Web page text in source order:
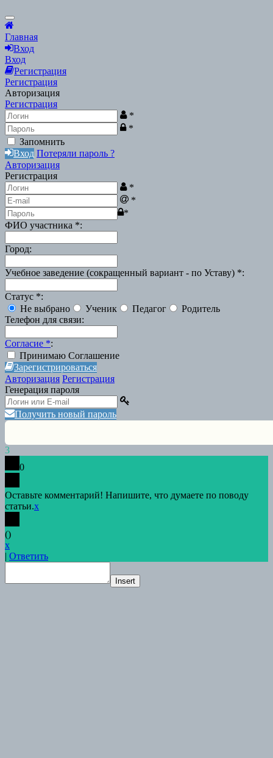
Scroll
to
Top
Главная
Вход
Вход
Регистрация
Регистрация
Авторизация
Регистрация
*
*
Запомнить
Вход Потеряли пароль ?
Авторизация
Регистрация
*
*
*
ФИО участника *:
Город:
Учебное заведение (сокращенный вариант - по Уставу) *:
Статус *:
Не выбрано
Ученик Педагог
Родитель
Телефон для связи:
Согласие *:
Принимаю Соглашение
Зарегистрироваться
Авторизация Регистрация
Генерация пароля
Получить новый пароль
3
0
Оставьте комментарий! Напишите, что думаете по поводу
статьи.x
()
x
| Ответить
Insert